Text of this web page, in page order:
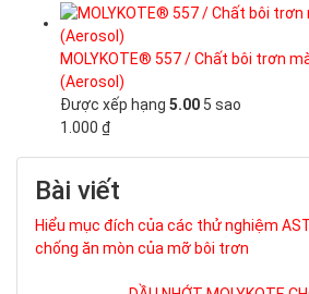
MOLYKOTE® 557 / Chất bôi trơn
(Aerosol)
Được xếp hạng 5.00 5 sao
1.000 ₫
Bài viết
Hiểu mục đích của các thử nghiệm
chống ăn mòn của mỡ bôi trơn